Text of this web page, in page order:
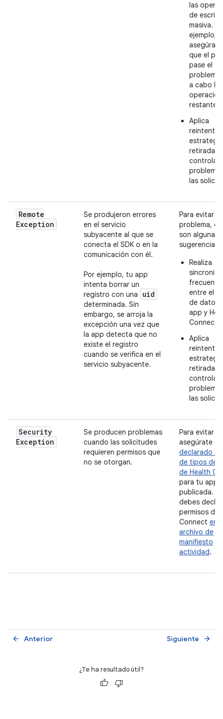
las
de
masiva.
ejemplo,
que el
pase el
problema
a cabo las
restantes.
Aplica
retirada
controlar
las
Remote
Exception
Se produjeron errores
en el servicio
subyacente al que se
conecta el SDK o en la
comunicación con él.
Por ejemplo, tu app
intenta borrar un
registro con una
uid
determinada. Sin
embargo, se arroja la
excepción una vez que
la app detecta que no
existe el registro
cuando se verifica en el
servicio subyacente.
Para evitar
problema,
son algunas
sugerencias:
Realiza
entre el
de datos
app y
Connect.
Aplica
retirada
controlar
las
Security
Exception
Se producen problemas
cuando las solicitudes
requieren permisos que
no se otorgan.
Para evitar
asegúrate
declarado el
de tipos de
de Health
para tu app
publicada.
debes
permisos de
Connect en
archivo de
manifiesto y
actividad.
Anterior
arrow_back Siguiente arrow_forward
¿Te ha resultado útil?